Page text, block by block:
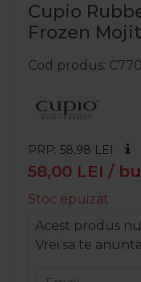
Cupio
Frozen
Cod produs
PRP: 58,98 LEI
58,00 LEI /
Stoc epuizat
Acest produs
Vrei sa te